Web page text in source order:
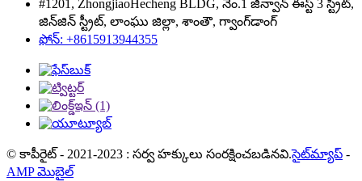
#1201, ZhongjiaoHecheng BLDG, నెం.1 జిన్వాన్ ఈస్ట్ 3 స్ట్రీట్,
జిన్‌జిన్ స్ట్రీట్, లాంఘు జిల్లా, శాంతౌ, గ్వాంగ్‌డాంగ్
ఫోన్: +8615913944355
© కాపీరైట్ - 2021-2023 : సర్వ హక్కులు సంరక్షించబడినవి.సైట్‌మ్యాప్ -
AMP మొబైల్